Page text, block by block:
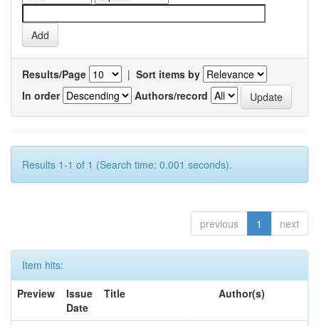
Results/Page | Sort items by
In order
Authors/record
Results 1-1 of 1 (Search time: 0.001 seconds).
previous 1 next
Item hits:
Preview
Issue
Date
Title Author(s)